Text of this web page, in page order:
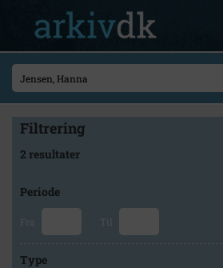
Filtrering
2 resultater
Periode
Fra Til
Type